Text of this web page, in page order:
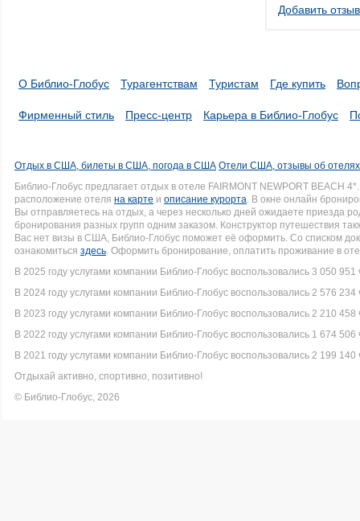
Добавить отзыв
О Библио-Глобус Турагентствам Туристам Где купить
Фирменный стиль Пресс-центр Карьера в Библио-Глобус
Отдых в США, билеты в США, погода в США Отели США, отзывы об
Библио-Глобус предлагает отдых в отеле FAIRMONT NEWPORT
расположение отеля на карте и описание курорта. В окне онлайн
Вы отправляетесь на отдых, а через несколько дней ожидаете приезда
бронирования разных групп одним заказом. Конструктор путешествия
Вас нет визы в США, Библио-Глобус поможет её оформить. Со списком
ознакомиться здесь. Оформить бронирование, оплатить проживание в
В 2025 году услугами компании Библио-Глобус воспользовались 3 050 951
В 2024 году услугами компании Библио-Глобус воспользовались 2 576 234
В 2023 году услугами компании Библио-Глобус воспользовались 2 210 458
В 2022 году услугами компании Библио-Глобус воспользовались 1 674 506
В 2021 году услугами компании Библио-Глобус воспользовались 2 199 140
Отдыхай активно, спортивно, позитивно!
© Библио-Глобус, 2026